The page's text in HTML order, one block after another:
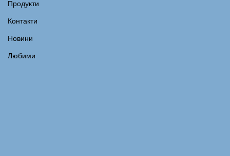
Продукти
Контакти
Новини
Любими